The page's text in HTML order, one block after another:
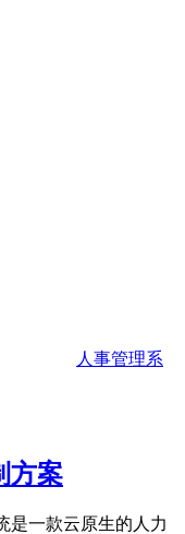
人事管理系
方案
是一款云原生的人力